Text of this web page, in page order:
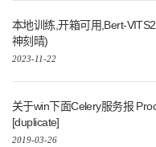
本地训练,开箱可用,Bert-
神刻晴)
2023-11-22
关于win下面Celery服务报
[duplicate]
2019-03-26